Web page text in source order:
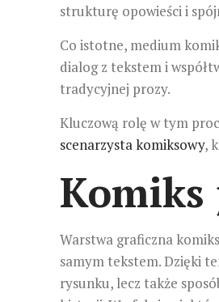
strukturę opowieści i
Co istotne, medium
dialog z tekstem i
tradycyjnej prozy.
Kluczową rolę w tym
scenarzysta komiksowy,
Komiks
Warstwa graficzna
samym tekstem. Dzięki
rysunku, lecz także